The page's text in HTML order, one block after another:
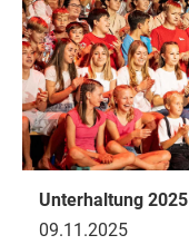
Unterhaltung 2025
09.11.2025